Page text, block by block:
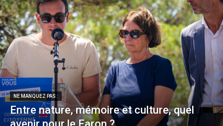
NE MANQUEZ PAS :
Entre nature, mémoire et culture, quel